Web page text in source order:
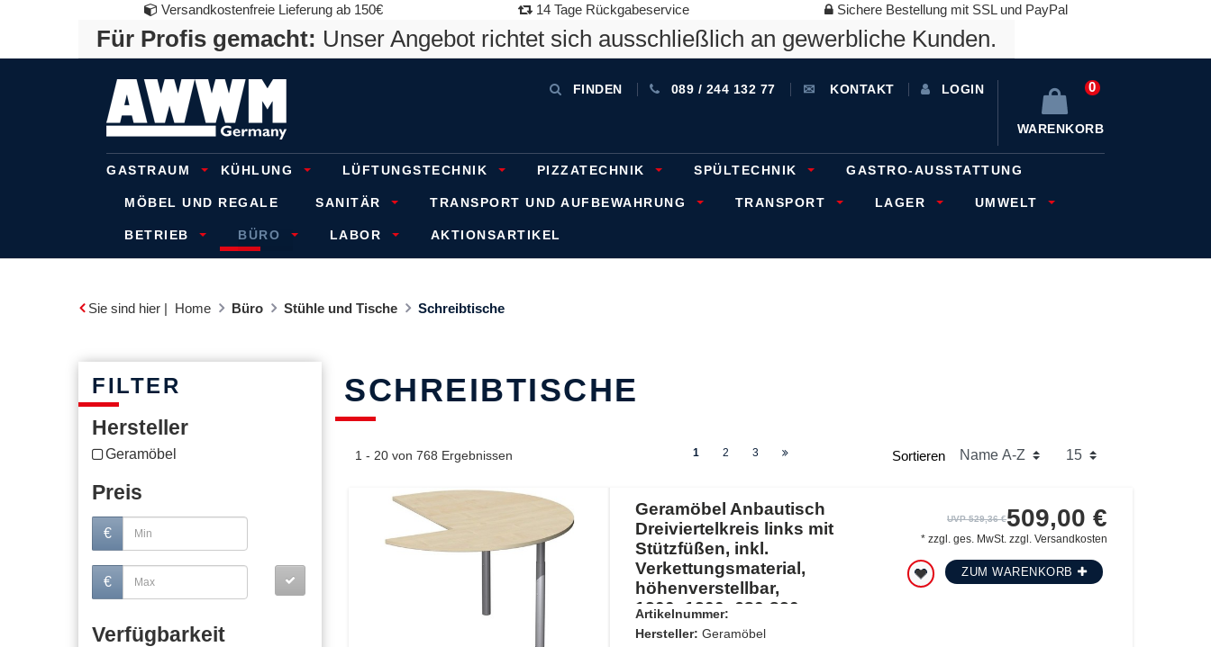
Versandkostenfreie Lieferung ab 150€ 14 Tage Rückgabeservice Sichere Bestellung mit SSL und PayPal
Für Profis gemacht: Unser Angebot richtet sich ausschließlich an gewerbliche Kunden.
FINDEN 089 / 244 132 77 KONTAKT LOGIN 0
WARENKORB
GASTRAUM KÜHLUNG LÜFTUNGSTECHNIK PIZZATECHNIK SPÜLTECHNIK GASTRO-AUSSTATTUNG
MÖBEL UND REGALE SANITÄR TRANSPORT UND AUFBEWAHRUNG TRANSPORT LAGER UMWELT
BETRIEB BÜRO LABOR AKTIONSARTIKEL
Sie sind hier | Home Büro Stühle und Tische Schreibtische
FILTER
Hersteller
Geramöbel
Preis
€
€
Verfügbarkeit
SCHREIBTISCHE
1 - 20 von 768 Ergebnissen 1 2 3 Sortieren
Geramöbel Anbautisch
Dreiviertelkreis links mit
Stützfüßen, inkl.
Verkettungsmaterial,
höhenverstellbar,
1200x1200x680-820,
Ahorn/Silber
Artikelnummer:
Hersteller: Geramöbel
UVP 529,36 €509,00 €
*zzgl. ges. MwSt. zzgl.Versandkosten
ZUM WARENKORB